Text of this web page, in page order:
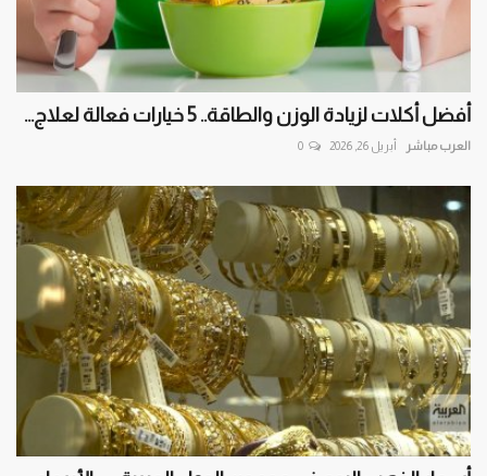
أفضل أكلات لزيادة الوزن والطاقة.. 5 خيارات فعالة لعلاج...
العرب مباشر أبريل 26, 2026 0